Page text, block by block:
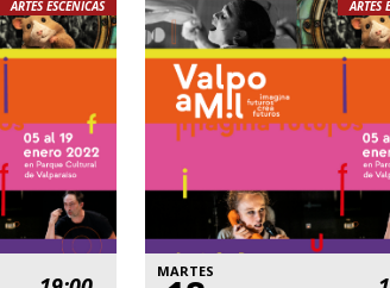
ARTES ESCENICAS ARTES
MARTES